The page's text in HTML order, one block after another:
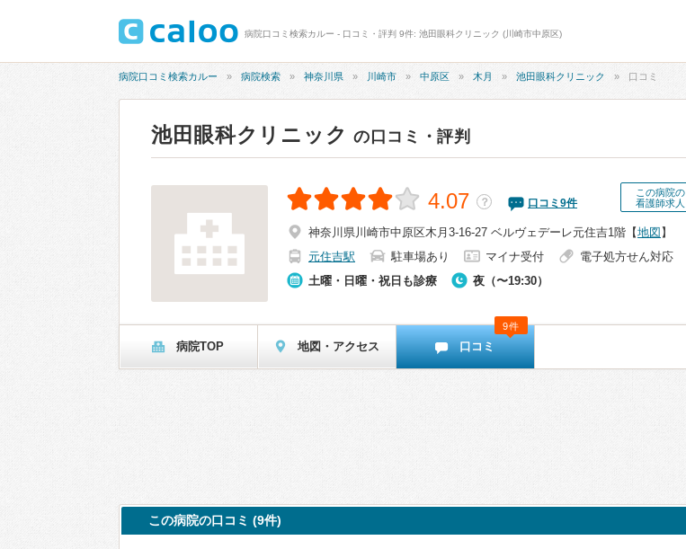
病院口コミ検索カルー - 口コミ・評判 9件: 池田眼科クリニック (川崎市中原区)
病院口コミ検索カルー 病院検索 神奈川県 川崎市 中原区 木月 池田眼科クリニック 口コミ
池田眼科クリニック の口コミ・評判
この病院の
看護師求人
4.07 ？ 口コミ 9件
神奈川県川崎市中原区木月3-16-27 ベルヴェデーレ元住吉1階 【地図 】
元住吉駅
駐車場あり マイナ受付
電子処方せん対応
土曜・日曜・祝日も診療
夜（〜19:30）
病院TOP 地図・アクセス 口コミ
9件
この病院の口コミ (9件)